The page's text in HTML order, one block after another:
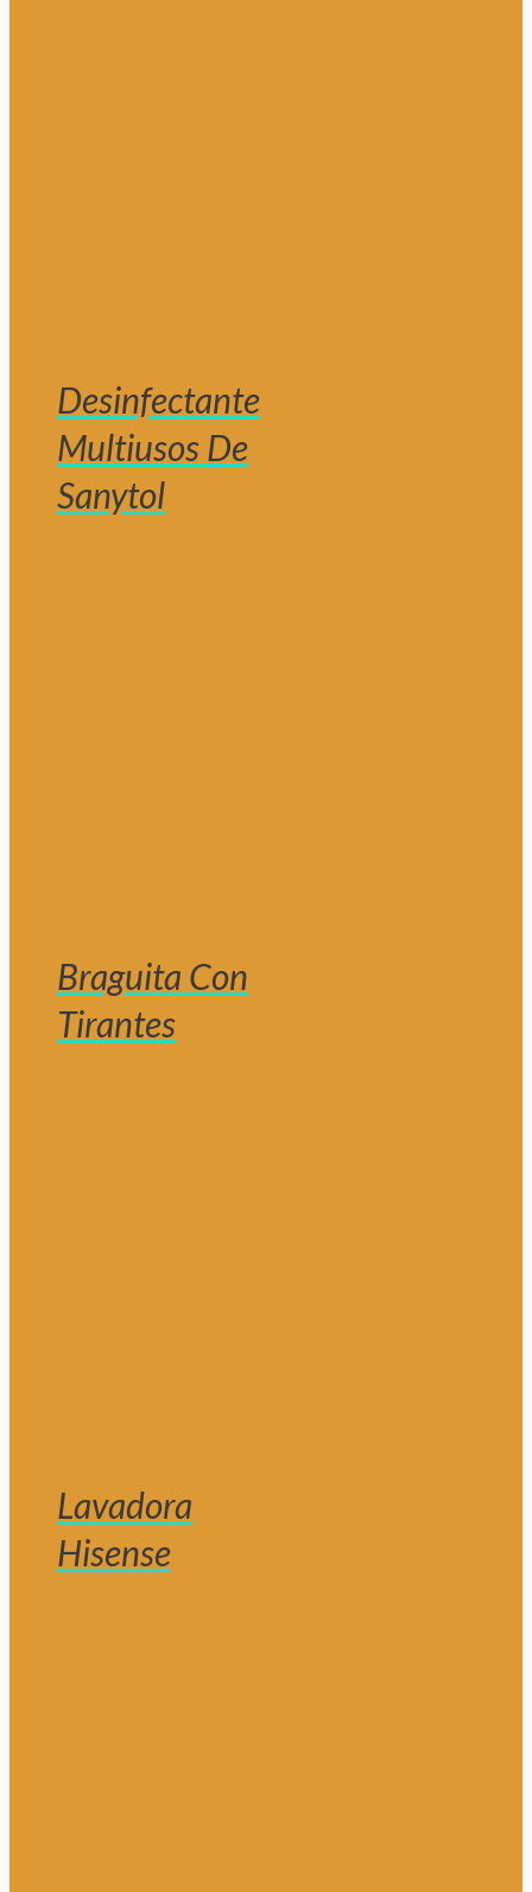
Desinfectante
Multiusos De
Sanytol
Braguita Con
Tirantes
Lavadora
Hisense